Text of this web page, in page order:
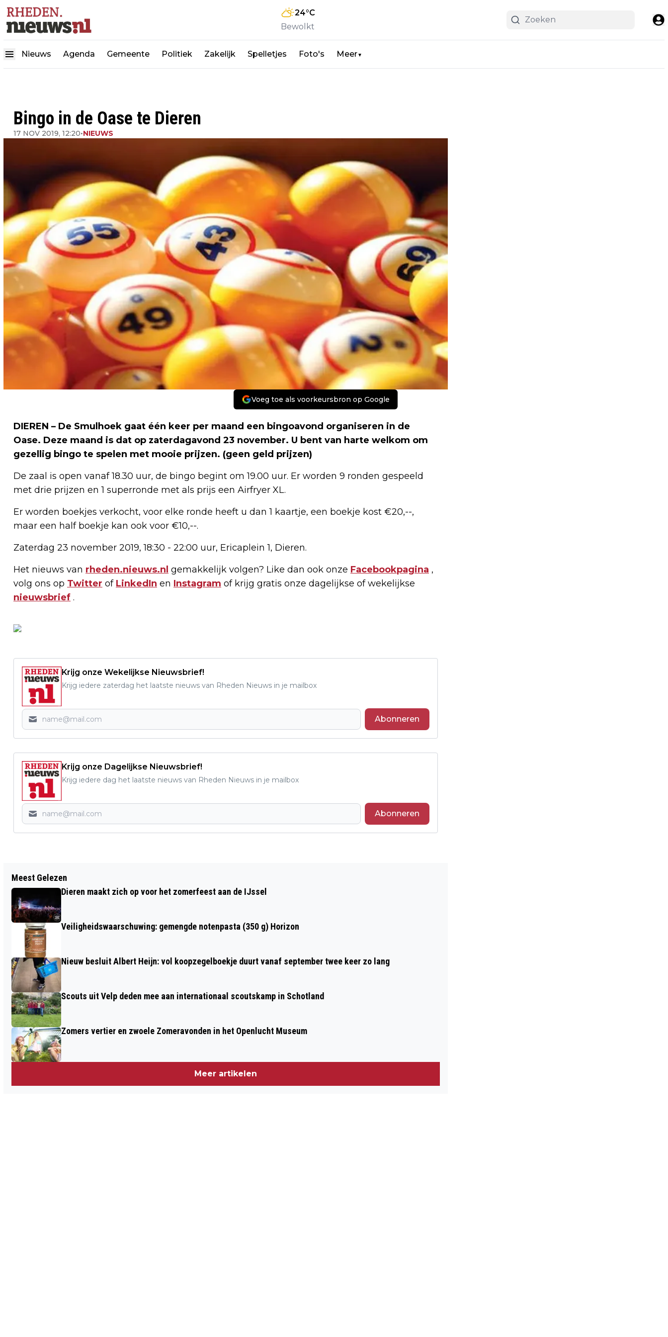
24°C
Bewolkt
Nieuws Agenda Gemeente Politiek Zakelijk Spelletjes Foto's Meer▼
Bingo in de Oase te Dieren
17 NOV 2019, 12:20•NIEUWS
Voeg toe als voorkeursbron op Google
DIEREN – De Smulhoek gaat één keer per maand een bingoavond organiseren in de
Oase. Deze maand is dat op zaterdagavond 23 november. U bent van harte welkom om
gezellig bingo te spelen met mooie prijzen. (geen geld prijzen)
De zaal is open vanaf 18.30 uur, de bingo begint om 19.00 uur. Er worden 9 ronden gespeeld
met drie prijzen en 1 superronde met als prijs een Airfryer XL.
Er worden boekjes verkocht, voor elke ronde heeft u dan 1 kaartje, een boekje kost €20,--,
maar een half boekje kan ook voor €10,--.
Zaterdag 23 november 2019, 18:30 - 22:00 uur, Ericaplein 1, Dieren.
Het nieuws van rheden.nieuws.nl gemakkelijk volgen? Like dan ook onze Facebookpagina ,
volg ons op Twitter of LinkedIn en Instagram of krijg gratis onze dagelijkse of wekelijkse
nieuwsbrief .
Krijg onze Wekelijkse Nieuwsbrief!
Krijg iedere zaterdag het laatste nieuws van Rheden Nieuws in je mailbox
Abonneren
Krijg onze Dagelijkse Nieuwsbrief!
Krijg iedere dag het laatste nieuws van Rheden Nieuws in je mailbox
Abonneren
SINTERKLAAS IS OOK WEER IN RHEDEN
AANGEKOMEN!
DEURDAUWERS: PRINS IWAN & PRINSES
Meest Gelezen
Dieren maakt zich op voor het zomerfeest aan de IJssel
Veiligheidswaarschuwing: gemengde notenpasta (350 g) Horizon
Nieuw besluit Albert Heijn: vol koopzegelboekje duurt vanaf september twee keer zo lang
Scouts uit Velp deden mee aan internationaal scoutskamp in Schotland
Zomers vertier en zwoele Zomeravonden in het Openlucht Museum
Meer artikelen